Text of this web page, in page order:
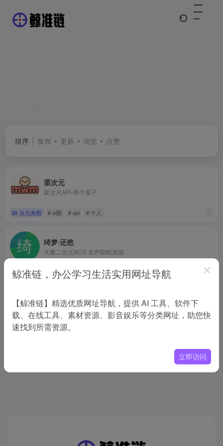
排序 发布 更新 浏览 点赞
栗次元
栗次元API-举个栗子
次元美图 # ai图 # api # 个人
绮梦·还悠
大量二次元ACG 音声助眠资源
白噪音网 # AMSR # OST # 下载
没有了
鲸准链，办公学习生活实用网址导航
【鲸准链】精选优质网址导航，提供 AI 工具、软件下
载、在线工具、素材资源、影音娱乐等分类网址，助您快
速找到所需资源。
立即访问